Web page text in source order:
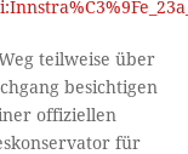
teilweise über
besichtigen
offiziellen
für